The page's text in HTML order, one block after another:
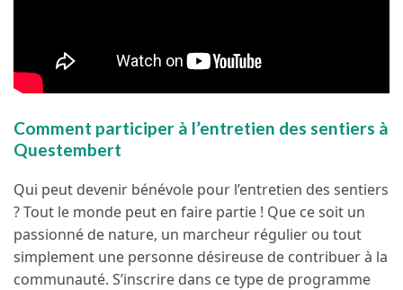
Comment participer à l’entretien des sentiers à
Questembert
Qui peut devenir bénévole pour l’entretien des sentiers
? Tout le monde peut en faire partie ! Que ce soit un
passionné de nature, un marcheur régulier ou tout
simplement une personne désireuse de contribuer à la
communauté. S’inscrire dans ce type de programme